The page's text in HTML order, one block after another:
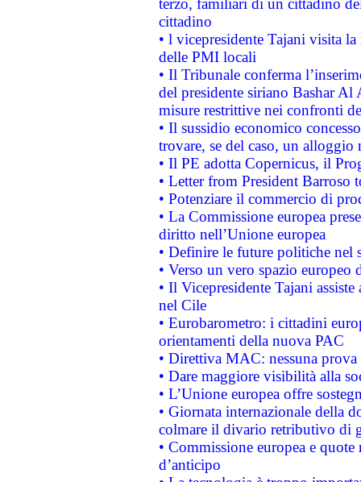
terzo, familiari di un cittadino
cittadino
• l vicepresidente Tajani visita
delle PMI locali
• Il Tribunale conferma
del presidente siriano Bashar Al
misure restrittive nei confronti
• Il sussidio economico
trovare, se del caso, un
• Il PE adotta Copernicus, il
• Letter from President Barroso
• Potenziare il commercio di
• La Commissione europea
diritto nell’Unione europea
• Definire le future politiche nel
• Verso un vero spazio
• Il Vicepresidente Tajani
nel Cile
• Eurobarometro: i cittadini
orientamenti della nuova PAC
• Direttiva MAC: nessuna
• Dare maggiore visibilità alla
• L’Unione europea offre
• Giornata internazionale della
colmare il divario retributivo di
• Commissione europea e
d’anticipo